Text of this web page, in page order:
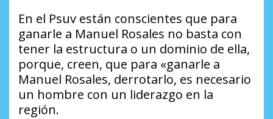
En el Psuv están conscientes que para
ganarle a Manuel Rosales no basta con
tener la estructura o un dominio de ella,
porque, creen, que para «ganarle a
Manuel Rosales, derrotarlo, es necesario
un hombre con un liderazgo en la
región.